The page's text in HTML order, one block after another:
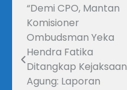
Navigasi
pos
“Demi CPO, Mantan
Komisioner
Ombudsman Yeka
Hendra Fatika
Ditangkap Kejaksaan
Agung: Laporan